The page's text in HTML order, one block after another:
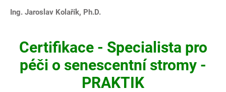
Certifikace - Specialista pro
péči o senescentní stromy -
PRAKTIK
Ing. Jaroslav Kolařík, Ph.D.